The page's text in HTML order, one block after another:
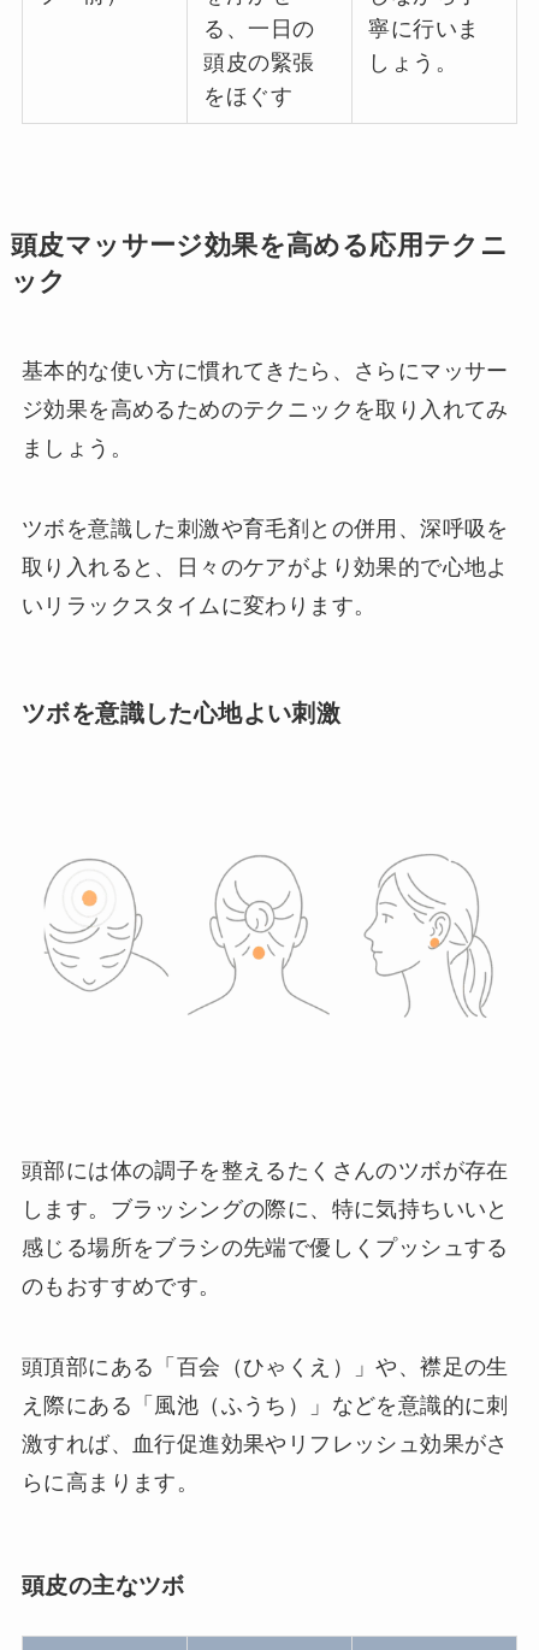
る、一日の
頭皮の緊張
をほぐす
寧に行いま
しょう。
頭皮マッサージ効果を高める応用テクニ
ック
基本的な使い方に慣れてきたら、さらにマッサー
ジ効果を高めるためのテクニックを取り入れてみ
ましょう。
ツボを意識した刺激や育毛剤との併用、深呼吸を
取り入れると、日々のケアがより効果的で心地よ
いリラックスタイムに変わります。
ツボを意識した心地よい刺激
頭部には体の調子を整えるたくさんのツボが存在
します。ブラッシングの際に、特に気持ちいいと
感じる場所をブラシの先端で優しくプッシュする
のもおすすめです。
頭頂部にある「百会（ひゃくえ）」や、襟足の生
え際にある「風池（ふうち）」などを意識的に刺
激すれば、血行促進効果やリフレッシュ効果がさ
らに高まります。
頭皮の主なツボ